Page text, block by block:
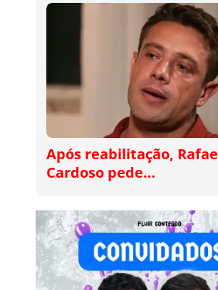
Após reabilitação,
Cardoso pede…